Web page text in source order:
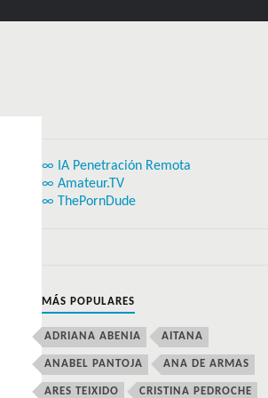
∞ IA Penetración Remota
∞ Amateur.TV
∞ ThePornDude
MÁS POPULARES
ADRIANA ABENIA AITANA
ANABEL PANTOJA ANA DE ARMAS
ARES TEIXIDO CRISTINA PEDROCHE